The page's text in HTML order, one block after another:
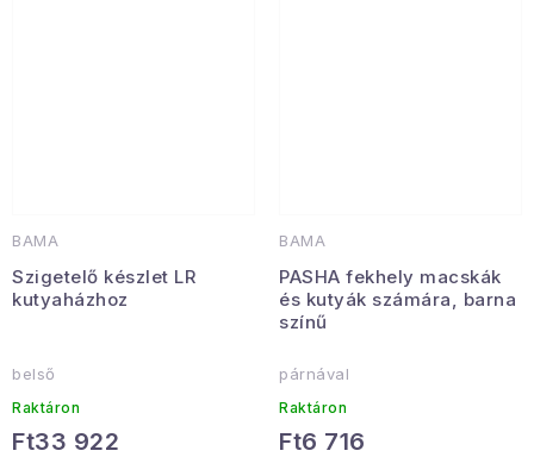
BAMA
Szigetelő készlet LR
kutyaházhoz
belső
Raktáron
Ft33 922
BAMA
PASHA fekhely macskák
és kutyák számára, barna
színű
párnával
Raktáron
Ft6 716